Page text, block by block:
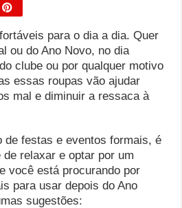
Entenda os riscos na gravidez
Hélio: Revelação, Paz e a Lei do
Campos
​​para o dia a dia. Quer
ou do Ano Novo, no dia
clube ou por qualquer motivo
essas roupas vão ajudar
mal e diminuir a ressaca à
de festas e eventos formais, é
relaxar e optar por um
você está procurando por
para usar depois do Ano
sugestões: